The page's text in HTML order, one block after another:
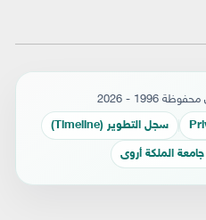
1996 - 2026
سجل التطوير (Timeline)
الملكة أروى